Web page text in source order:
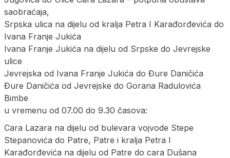
saobraćaja,
Srpska ulica na dijelu od kralja Petra I Karađorđevića do
Ivana Franje Jukića
Ivana Franje Jukića na dijelu od Srpske do Jevrejske
ulice
Jevrejska od Ivana Franje Jukića do Đure Daničića
Đure Daničića od Jevrejske do Gorana Radulovića
Bimbe
u vremenu od 07.00 do 9.30 časova:
Cara Lazara na dijelu od bulevara vojvode Stepe
Stepanovića do Patre, Patre i kralja Petra I
Karađorđevića na dijelu od Patre do cara Dušana